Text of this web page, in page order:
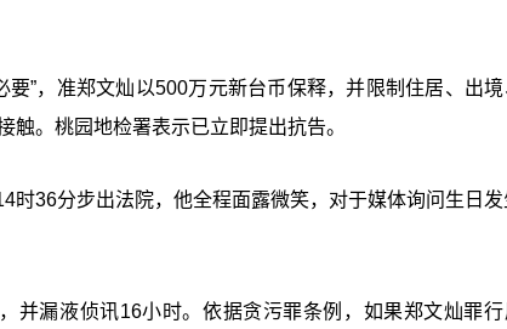
”，准郑文灿以500万元新台币保释，并限制住居、出境
。桃园地检署表示已立即提出抗告。
时36分步出法院，他全程面露微笑，对于媒体询问生日发
并漏液侦讯16小时。依据贪污罪条例，如果郑文灿罪行